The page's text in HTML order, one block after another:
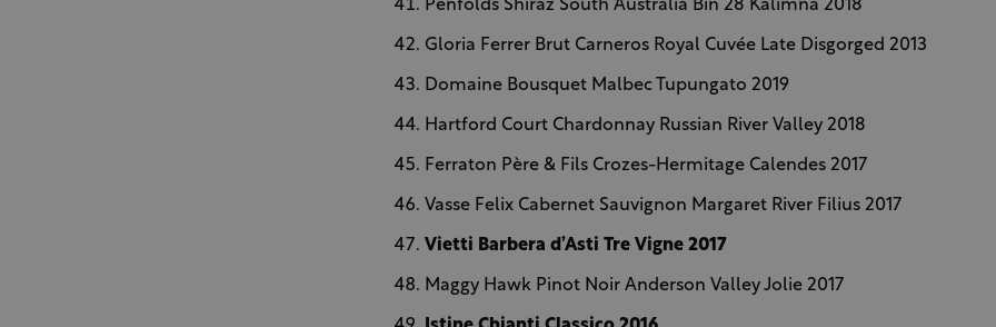
Penfolds Shiraz South Australia Bin 28 Kalimna 2018
Gloria Ferrer Brut Carneros Royal Cuvée Late Disgorged 2013
Domaine Bousquet Malbec Tupungato 2019
Hartford Court Chardonnay Russian River Valley 2018
Ferraton Père & Fils Crozes-Hermitage Calendes 2017
Vasse Felix Cabernet Sauvignon Margaret River Filius 2017
Vietti Barbera d’Asti Tre Vigne 2017
Maggy Hawk Pinot Noir Anderson Valley Jolie 2017